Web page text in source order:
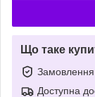
Що таке
Замовлення
Доступна